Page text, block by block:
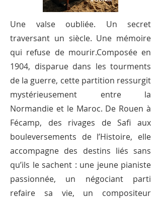
Une valse oubliée. Un secret
traversant un siècle. Une mémoire
qui refuse de mourir.Composée en
1904, disparue dans les tourments
de la guerre, cette partition ressurgit
mystérieusement entre la
Normandie et le Maroc. De Rouen à
Fécamp, des rivages de Safi aux
bouleversements de l’Histoire, elle
accompagne des destins liés sans
qu’ils le sachent : une jeune pianiste
passionnée, un négociant parti
refaire sa vie, un compositeur